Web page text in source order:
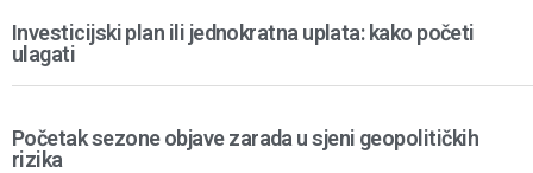
Investicijski plan ili jednokratna uplata: kako početi
ulagati
Početak sezone objave zarada u sjeni geopolitičkih
rizika